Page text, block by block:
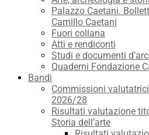
Palazzo Caetani.
Camillo Caetani
Fuori collana
Atti e rendiconti
Studi e documenti
Quaderni Fondazione
Bandi
Commissioni
2026/28
Risultati valutazione
Storia dell’arte